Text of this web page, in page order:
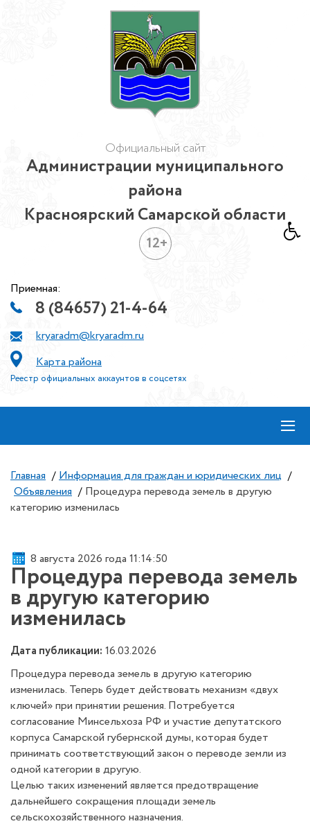
Официальный сайт
Администрации муниципального
района
Красноярский Самарской области
12+
Приемная:
8 (84657) 21-4-64
kryaradm@kryaradm.ru
Карта района
Реестр официальных аккаунтов в соцсетях
≡
Главная / Информация для граждан и юридических лиц /
Объявления / Процедура перевода земель в другую
категорию изменилась
8 августа 2026 года 11:14:50
Процедура перевода земель
в другую категорию
изменилась
Дата публикации: 16.03.2026
Процедура перевода земель в другую категорию
изменилась. Теперь будет действовать механизм «двух
ключей» при принятии решения. Потребуется
согласование Минсельхоза РФ и участие депутатского
корпуса Самарской губернской думы, которая будет
принимать соответствующий закон о переводе земли из
одной категории в другую.
Целью таких изменений является предотвращение
дальнейшего сокращения площади земель
сельскохозяйственного назначения.